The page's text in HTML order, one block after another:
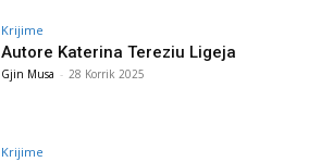
Krijime
Autore Katerina Tereziu Ligeja
Gjin Musa - 28 Korrik 2025
Krijime